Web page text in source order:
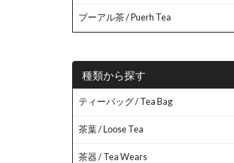
プーアル茶 / Puerh Tea
種類から探す
ティーバッグ / Tea Bag
茶葉 / Loose Tea
茶器 / Tea Wears